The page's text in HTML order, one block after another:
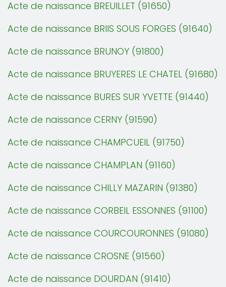
Acte de naissance BREUILLET (91650)
Acte de naissance BRIIS SOUS FORGES (91640)
Acte de naissance BRUNOY (91800)
Acte de naissance BRUYERES LE CHATEL (91680)
Acte de naissance BURES SUR YVETTE (91440)
Acte de naissance CERNY (91590)
Acte de naissance CHAMPCUEIL (91750)
Acte de naissance CHAMPLAN (91160)
Acte de naissance CHILLY MAZARIN (91380)
Acte de naissance CORBEIL ESSONNES (91100)
Acte de naissance COURCOURONNES (91080)
Acte de naissance CROSNE (91560)
Acte de naissance DOURDAN (91410)